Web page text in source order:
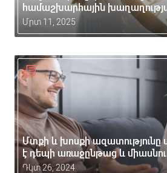
համաշխարհային
Մրտ 11, 2025
Մտքի և խոսքի ազատությունը
է դեպի առաջընթաց և
Դկտ 26, 2024